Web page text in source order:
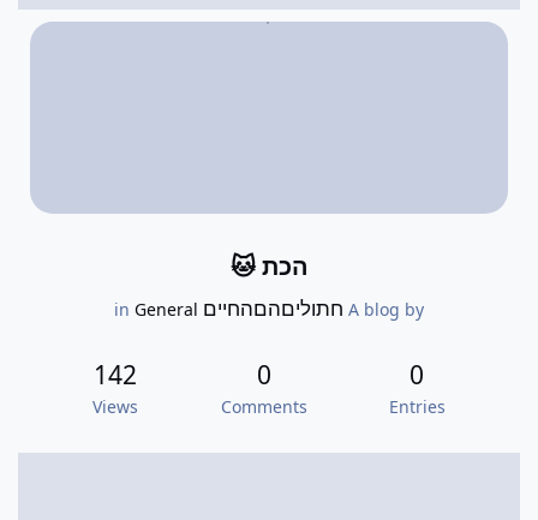
הכת 🐱
A blog by חתוליםהםהחיים General
0
Entries
0
Comments
142
Views